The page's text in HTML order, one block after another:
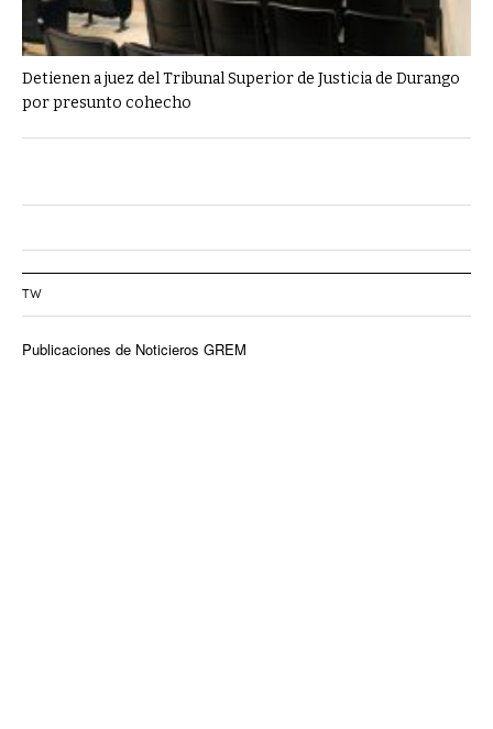
Detienen a juez del Tribunal Superior de Justicia de Durango
por presunto cohecho
TW
Publicaciones de Noticieros GREM